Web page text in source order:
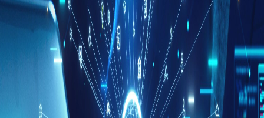
ÁREA DO ALUNO LOGIN